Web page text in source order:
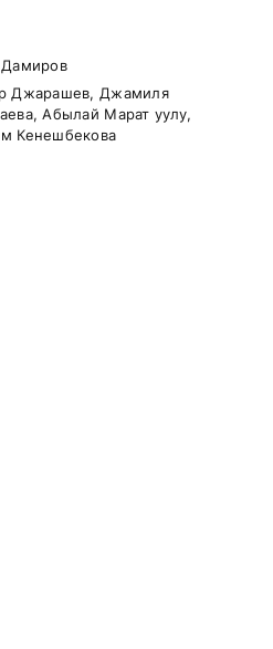
Джарашев, Джамиля
Абылай Марат уулу,
Кенешбекова